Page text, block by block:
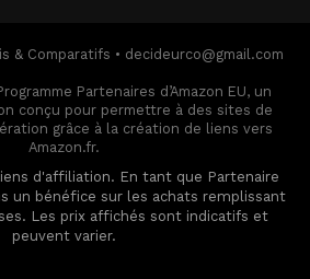
& Comparatifs • decideurco@gmail.com
Partenaires d’Amazon EU, un
conçu pour permettre à des sites de
grâce à la création de liens vers
Amazon.fr.
d'affiliation. En tant que Partenaire
un bénéfice sur les achats remplissant
Les prix affichés sont indicatifs et
peuvent varier.